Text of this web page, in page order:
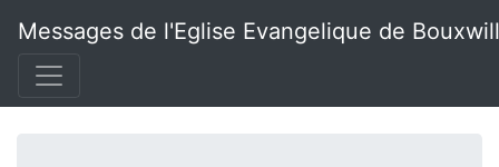
Messages de l'Eglise Evangelique de